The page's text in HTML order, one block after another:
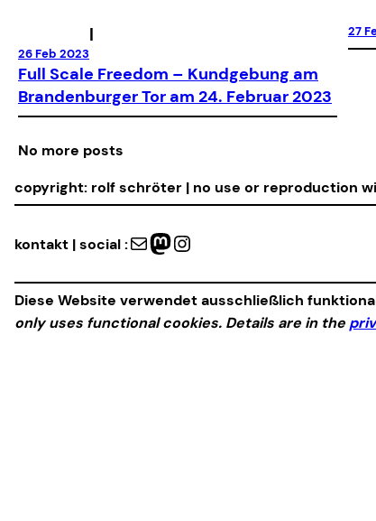
26 Feb 2023
|
Full Scale Freedom – Kundgebung am
Brandenburger Tor am 24. Februar 2023
27
No more posts
copyright: rolf schröter | no use or reproduction
kontakt | social :Mail Mastodon Instagram
Diese Website verwendet ausschließlich
only uses functional cookies. Details are in the